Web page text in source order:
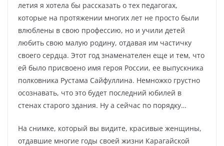
летия я хотела бы рассказать о тех педагогах,
которые на протяжении многих лет не просто были
влюблены в свою профессию, но и учили детей
любить свою малую родину, отдавая им частичку
своего сердца. Этот год знаменателен еще и тем, что
ей было присвоено имя героя России, ее выпускника
полковника Рустама Сайфуллина. Немножко грустно
осознавать, что это будет последний юбилей в
стенах старого здания. Ну а сейчас по порядку…
На снимке, который вы видите, красивые женщины,
отдавшие многие годы своей жизни Карагайской